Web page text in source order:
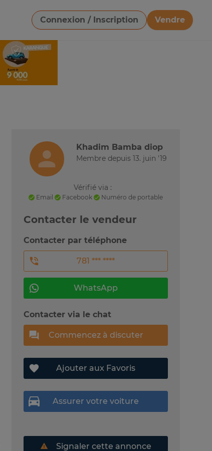
Connexion / Inscription
Vendre
Télécharger une image
Khadim Bamba diop
Membre depuis 13. juin '19
Vérifié via :
Email Facebook Numéro de portable
Contacter le vendeur
Contacter par téléphone
781 *** ****
WhatsApp
Contacter via le chat
Commencez à discuter
Ajouter aux Favoris
Assurer votre voiture
Signaler cette annonce